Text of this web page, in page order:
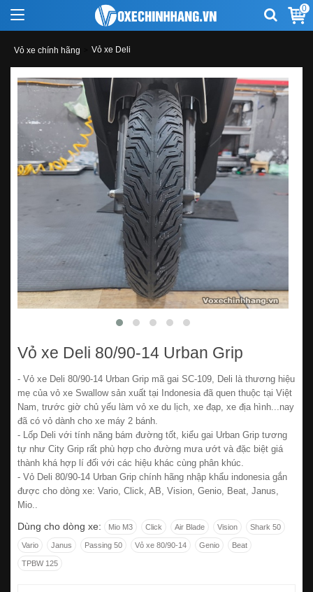
0
Vỏ xe chính hãng Vỏ xe Deli
Vỏ xe Deli 80/90-14 Urban Grip
- Vỏ xe Deli 80/90-14 Urban Grip mã gai SC-109, Deli là thương hiệu
mẹ của vỏ xe Swallow sản xuất tại Indonesia đã quen thuộc tại Việt
Nam, trước giờ chủ yếu làm vỏ xe du lịch, xe đạp, xe địa hình...nay
đã có vỏ dành cho xe máy 2 bánh.
- Lốp Deli với tính năng bám đường tốt, kiểu gai Urban Grip tương
tự như City Grip rất phù hợp cho đường mưa ướt và đặc biệt giá
thành khá hợp lí đối với các hiệu khác cùng phân khúc.
- Vỏ Deli 80/90-14 Urban Grip chính hãng nhập khẩu indonesia gắn
được cho dòng xe: Vario, Click, AB, Vision, Genio, Beat, Janus,
Mio..
Dùng cho dòng xe: Mio M3 Click Air Blade Vision Shark 50
Vario Janus Passing 50 Vỏ xe 80/90-14 Genio Beat
TPBW 125